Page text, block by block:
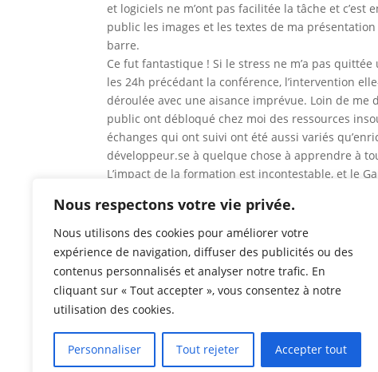
Nous respectons votre vie privée.
Nous utilisons des cookies pour améliorer votre
expérience de navigation, diffuser des publicités ou des
contenus personnalisés et analyser notre trafic. En
cliquant sur « Tout accepter », vous consentez à notre
utilisation des cookies.
Personnaliser Tout rejeter Accepter tout
et logiciels ne m’ont pas facilitée la tâche et c’est
public les images et les textes de ma présentation
barre.
Ce fut fantastique ! Si le stress ne m’a pas
les 24h précédant la conférence, l’intervention
déroulée avec une aisance imprévue. Loin de
public ont débloqué chez moi des ressources
échanges qui ont suivi ont été aussi variés
développeur.se à quelque chose à apprendre à
L’impact de la formation est incontestable, et le
Des femmes bien plus
Le Gamecamp annonçait une nette croissance
parmi elles, 25% de femmes. Une meilleure
objectif à battre pour l’édition de l’année